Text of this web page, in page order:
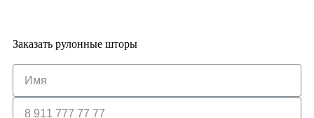
Заказать рулонные шторы